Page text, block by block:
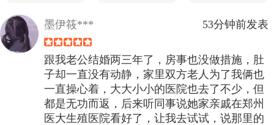
墨伊筱*** 53分钟前发表
跟我老公结婚两三年了，房事也没做措施，肚
子却一直没有动静，家里双方老人为了我俩也
一直操心着，大大小小的医院也去了不少，但
都是无功而返，后来听同事说她家亲戚在郑州
医大生殖医院看好了，让我去试试，说那里的